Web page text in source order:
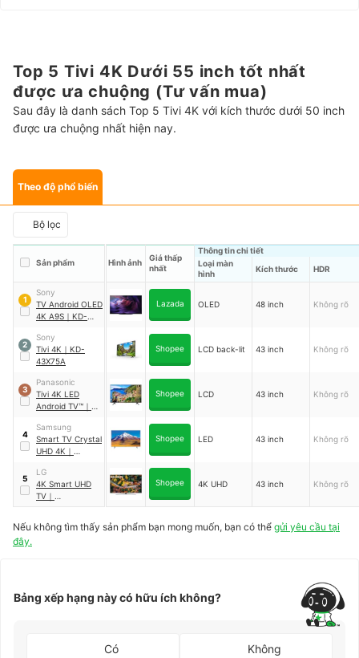
Top 5 Tivi 4K Dưới 55 inch tốt nhất
được ưa chuộng (Tư vấn mua)
Sau đây là danh sách Top 5 Tivi 4K với kích thước dưới 50 inch
được ưa chuộng nhất hiện nay.
Theo độ phổ biến
Bộ lọc
Sản phẩm Hình ảnh
Giá thấp
nhất
Thông tin chi tiết
Loại màn
hình
Kích thước HDR
1
Sony
TV Android OLED
4K A9S ｜ KD-
Lazada OLED 48 inch Không rõ
2
Sony
Tivi 4K ｜ KD-
43X75A
Shopee LCD back-lit 43 inch Không rõ
3
Panasonic
Tivi 4K LED
Android TV™ ｜
Shopee LCD 43 inch Không rõ
4
Samsung
Smart TV Crystal
UHD 4K ｜
Shopee LED 43 inch Không rõ
5
LG
4K Smart UHD
TV ｜
43UP7800PTB
Shopee 4K UHD 43 inch Không rõ
Nếu không tìm thấy sản phẩm bạn mong muốn, bạn có thể gửi yêu cầu tại
đây.
Bảng xếp hạng này có hữu ích không?
Có Không